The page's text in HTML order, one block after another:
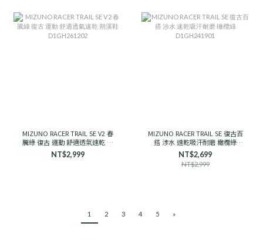
MIZUNO RACER TRAIL SE V2 春
騰綠 復古 運動 舒適透氣速乾 朔
溪鞋 D1GH261202
NT$2,999
MIZUNO RACER TRAIL SE 復古百
搭 涉水 速乾吸汗耐磨 橄欖綠
D1GH241901
NT$2,699
NT$2,999
1 2 3 4 5 »